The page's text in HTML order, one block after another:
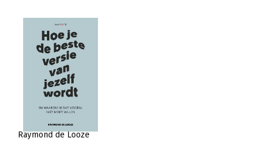
Raymond de Looze